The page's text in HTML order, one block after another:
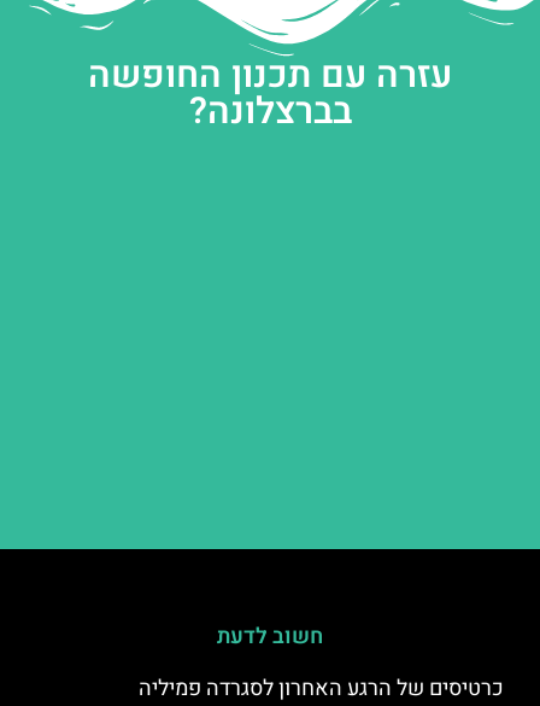
עזרה עם תכנון החופשה
בברצלונה?
חשוב לדעת
כרטיסים של הרגע האחרון לסגרדה פמיליה